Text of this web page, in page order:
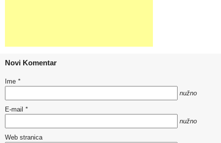
Novi Komentar
Ime *
nužno
E-mail *
nužno
Web stranica